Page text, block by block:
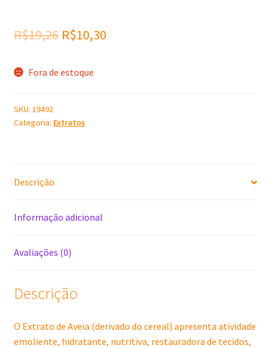
R$19,26 O
original
R$19,26.
R$10,30O
Fora de estoque
SKU: 19492
Categoria: Extratos
Descrição
Informação adicional
Avaliações (0)
Descrição
O Extrato de Aveia (derivado do cereal) apresenta atividade
emoliente, hidratante, nutritiva, restauradora de tecidos,